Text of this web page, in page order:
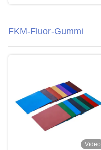
FKM-Fluor-Gummi
Video